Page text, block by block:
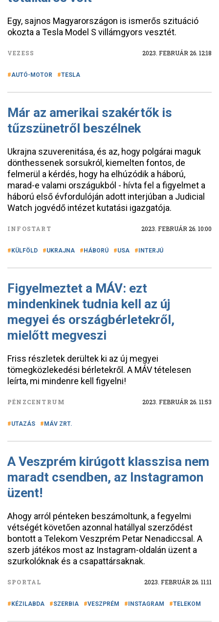
Egy, sajnos Magyarországon is ismerős szituáció
okozta a Tesla Model S villámgyors vesztét.
VEZESS 2023. FEBRUÁR 26. 12:18
AUTÓ-MOTOR TESLA
Már az amerikai szakértők is
tűzszünetről beszélnek
Ukrajna szuverenitása, és az, hogy polgárai maguk
dönthessenek sorsukról, kiemelten fontos, de
felmerül a kérdés, hogy ha elhúzódik a háború,
marad-e valami országukból - hívta fel a figyelmet a
háború első évfordulóján adott interjúban a Judicial
Watch jogvédő intézet kutatási igazgatója.
INFOSTART 2023. FEBRUÁR 26. 10:00
KÜLFÖLD UKRAJNA HÁBORÚ USA INTERJÚ
Figyelmeztet a MÁV: ezt
mindenkinek tudnia kell az új
megyei és országbérletekről,
mielőtt megveszi
Friss részletek derültek ki az új megyei
tömegközlekedési bérletekről. A MÁV tételesen
leírta, mi mindenre kell figyelni!
PÉNZCENTRUM 2023. FEBRUÁR 26. 11:53
UTAZÁS MÁV ZRT.
A Veszprém kirúgott klasszisa nem
maradt csendben, az Instagramon
üzent!
Ahogy arról pénteken beszámoltunk, a fegyelmi
vétségét követően azonnal hatállyal szerződést
bontott a Telekom Veszprém Petar Nenadiccsal. A
szerb játékos most az Instagram-oldalán üzent a
szurkolóknak és a csapattársaknak.
SPORTAL 2023. FEBRUÁR 26. 11:11
KÉZILABDA SZERBIA VESZPRÉM INSTAGRAM TELEKOM